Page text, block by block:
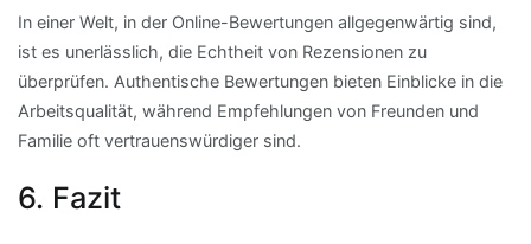
In einer Welt, in der Online-Bewertungen allgegenwärtig sind,
ist es unerlässlich, die Echtheit von Rezensionen zu
überprüfen. Authentische Bewertungen bieten Einblicke in die
Arbeitsqualität, während Empfehlungen von Freunden und
Familie oft vertrauenswürdiger sind.
6. Fazit